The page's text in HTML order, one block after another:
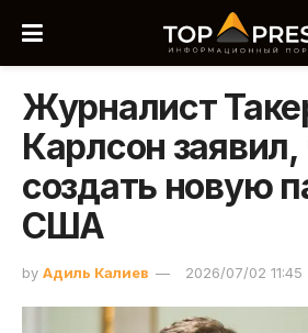
Журналист
Карлсон заявил,
создать новую
США
by Адиль Калиев 2026/07/02 11:45